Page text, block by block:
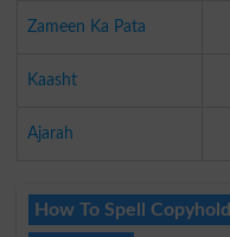
Zameen Ka Pata
Kaasht
Ajarah
How To Spell Copyhold